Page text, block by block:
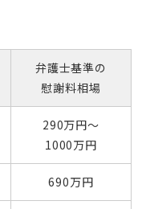
弁護士基準の
慰謝料相場
290万円～
1000万円
690万円